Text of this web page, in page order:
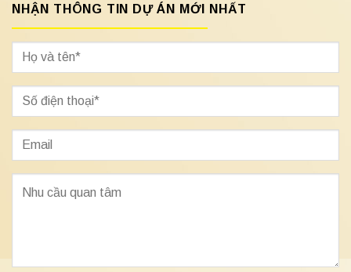
NHẬN THÔNG TIN DỰ ÁN MỚI NHẤT